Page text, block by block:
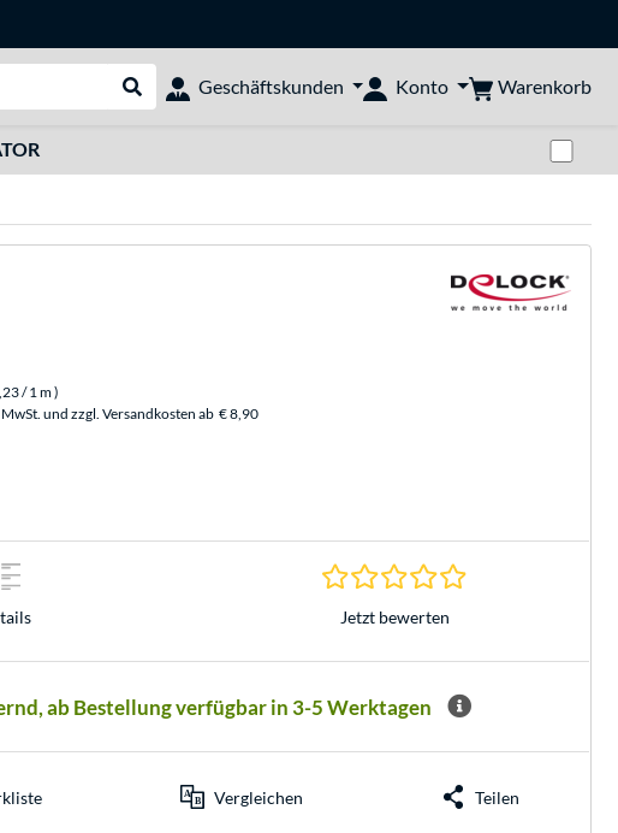
Suche durchführen
Geschäftskunden Konto Warenkorb
/ 1 m)
und zzgl. Versandkosten ab € 8,90
0.0 Sterne bei 0
Jetzt bewerten
ab Bestellung verfügbar in 3-5 Werktagen
Vergleichen Teilen